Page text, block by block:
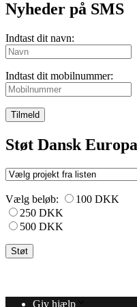
Nyheder på SMS
Indtast dit navn:
Indtast dit mobilnummer:
Tilmeld
Støt Dansk
Vælg beløb:
100 DKK
250 DKK
500 DKK
Giv hjælp